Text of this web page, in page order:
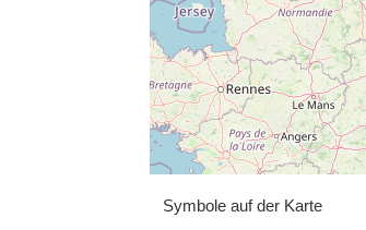
Symbole auf der Karte